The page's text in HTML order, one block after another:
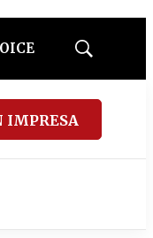
Mostrar
IMPRESA